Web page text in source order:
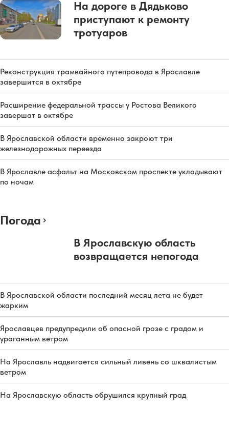
На дороге в Дядьково
приступают к ремонту
тротуаров
Реконструкция трамвайного путепровода в Ярославле
завершится в октябре
Расширение федеральной трассы у Ростова Великого
завершат в октябре
В Ярославской области временно закроют три
железнодорожных переезда
В Ярославле асфальт на Московском проспекте укладывают
по ночам
Погода
В Ярославскую область
возвращается непогода
В Ярославской области последний месяц лета не будет
жарким
Ярославцев предупредили об опасной грозе с градом и
ураганным ветром
На Ярославль надвигается сильный ливень со шквалистым
ветром
На Ярославскую область обрушился крупный град